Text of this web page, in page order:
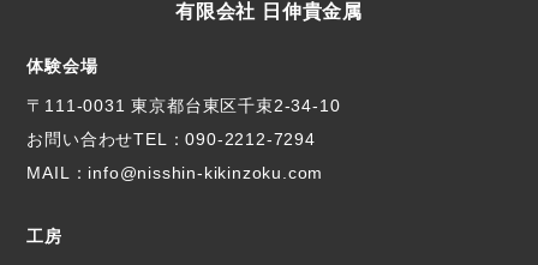
有限会社 日伸貴金属
体験会場
〒111-0031 東京都台東区千束2-34-10
お問い合わせTEL：090-2212-7294
MAIL：info@nisshin-kikinzoku.com
工房